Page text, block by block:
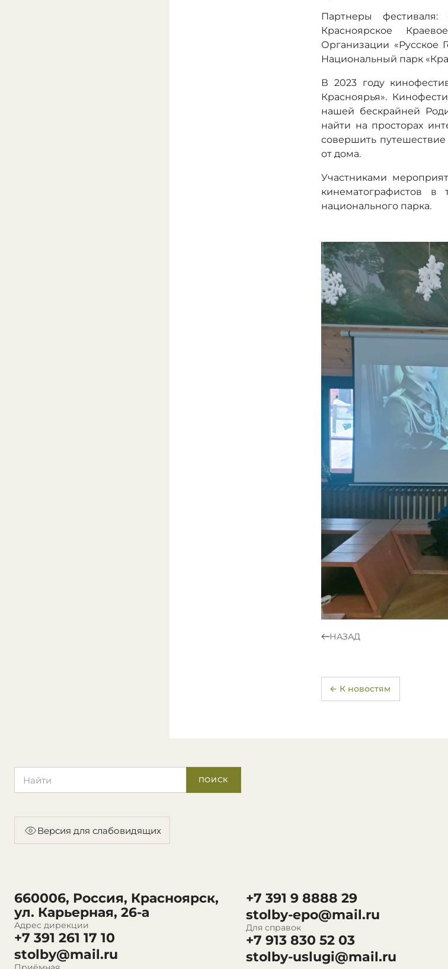
Партнеры фестиваля:
Красноярское
Организации «Русское
Национальный парк
В 2023 году
Красноярья».
нашей бескрайней
найти на просторах
совершить путешествие
от дома.
Участниками
кинематографистов в
национального парка.
НАЗАД
← К новостям
ПОИСК
Версия для слабовидящих
660006, Россия, Красноярск,
ул. Карьерная, 26-а
Адрес дирекции
+7 391 261 17 10
stolby@mail.ru
+7 391 9 8888 29
stolby-epo@mail.ru
Для справок
+7 913 830 52 03
stolby-uslugi@mail.ru